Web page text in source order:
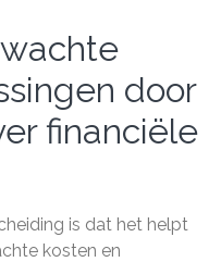
door
financiële
is dat het helpt
kosten en